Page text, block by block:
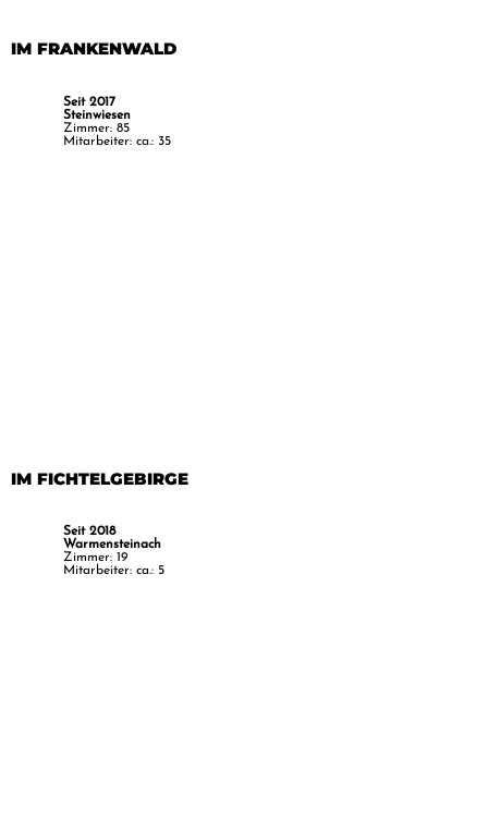
IM FRANKENWALD
Seit 2017
Steinwiesen
Zimmer: 85
Mitarbeiter: ca.: 35
IM FICHTELGEBIRGE
Seit 2018
Warmensteinach
Zimmer: 19
Mitarbeiter: ca.: 5